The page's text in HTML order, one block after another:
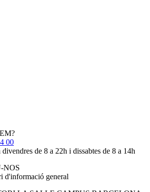
00
de 8 a 22h i dissabtes de 8 a 14h
NOS
d'informació general